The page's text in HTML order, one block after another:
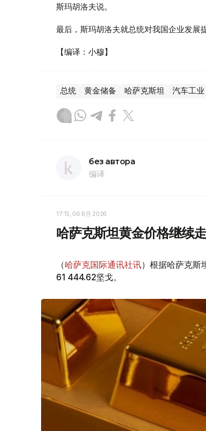
斯玛胡洛夫说。
最后，斯玛胡洛夫就总统对我国企业发展
【编译：小穆】
总统 黄金储备 哈萨克斯坦 汽车工业
без автора
编译
17:15, 06 8月 2026
哈萨克斯坦黄金价格继续
（哈萨克国际通讯社讯）根据哈萨克斯
61 444.62坚戈。